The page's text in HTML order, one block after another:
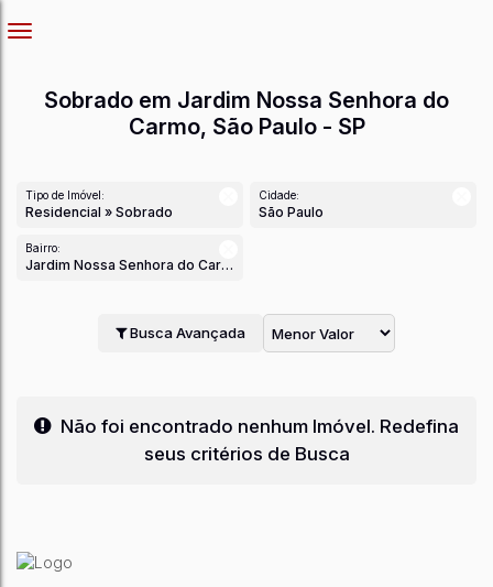
Sobrado em Jardim Nossa Senhora do
Carmo, São Paulo - SP
Tipo de Imóvel:
Residencial » Sobrado
Cidade:
São Paulo
Bairro:
Jardim Nossa Senhora do Carmo
Busca Avançada
Não foi encontrado nenhum Imóvel. Redefina
seus critérios de Busca